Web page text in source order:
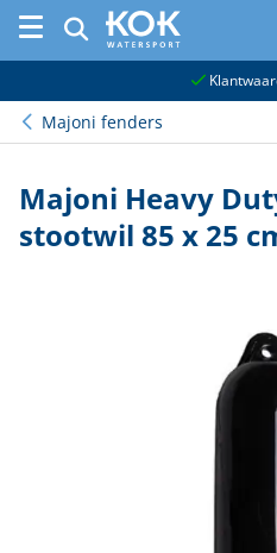
Majoni fenders
Majoni Heavy
stootwil 85 x 25